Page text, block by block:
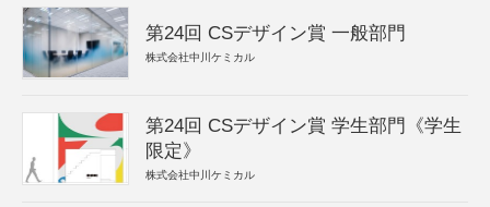
第24回 CSデザイン賞 一般部門
株式会社中川ケミカル
第24回 CSデザイン賞 学生部門《学生
限定》
株式会社中川ケミカル